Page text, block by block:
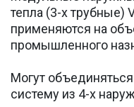
тепла (3-х трубные)
применяются на
промышленного
Могут
систему из 4-х